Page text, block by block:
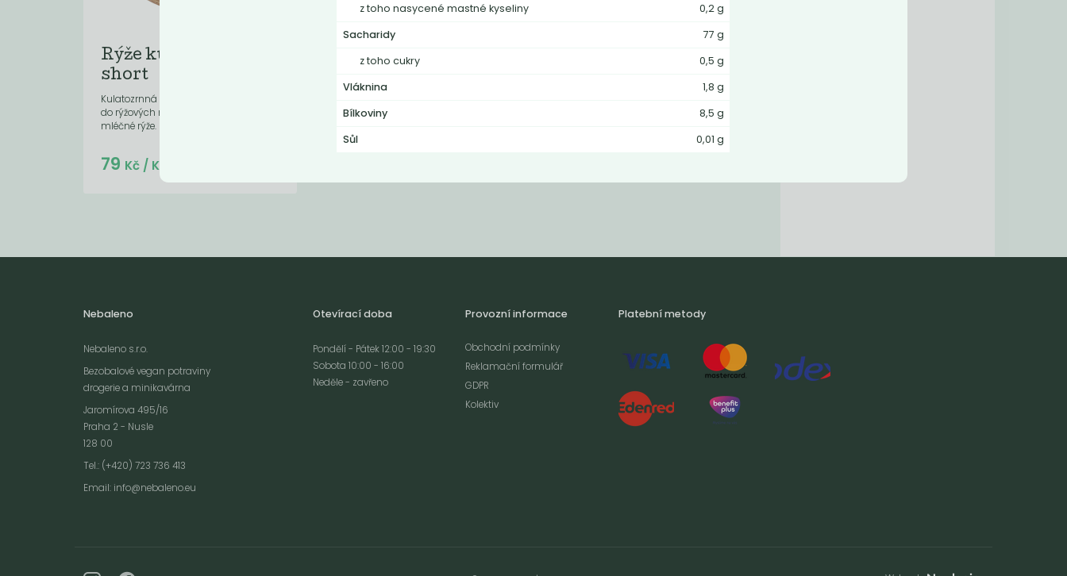
Rýže kulatozrnná
short
Kulatozrnná rýže, vhodná především
do rýžových nákypů nebo k přípravě
mléčné rýže.
Do košíku:
79 Kč/ Kg
Nebaleno
Nebaleno s.r.o.
Bezobalové vegan potraviny
drogerie a minikavárna
Jaromírova 495/16
Praha 2 - Nusle
128 00
Tel.: (+420) 723 736 413
Email: info@nebaleno.eu
Otevírací doba
Pondělí - Pátek 12:00 - 19:30
Sobota 10:00 - 16:00
Neděle - zavřeno
Provozní informace
Obchodní podmínky
Reklamační formulář
GDPR
Kolektiv
Platební metody
z toho nasycené mastné kyseliny
0,2 g
Sacharidy
77 g
z toho cukry
0,5 g
Vláknina
1,8 g
Bílkoviny
8,5 g
Sůl
0,01 g
Webové stránky používají k poskytování služeb, personalizaci reklam a analýze
údajů o vašem chování na webu pro zobrazení cílené reklamy. Personalizaci a cílenou